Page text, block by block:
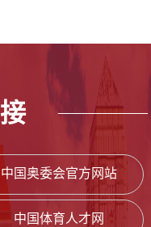
中国奥委会官方网站
中国体育人才网